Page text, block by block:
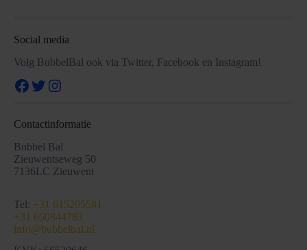
Social media
Volg BubbelBal ook via Twitter, Facebook en Instagram!
Facebook
Twitter
Instagram
Contactinformatie
Bubbel Bal
Zieuwentseweg 50
7136LC Zieuwent
Tel: +31 615295581
+31 650844783
info@bubbelbal.nl